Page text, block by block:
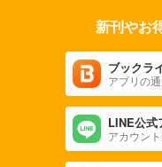
新刊やお
ブックラ
アプリの
LINE公式
アカウン